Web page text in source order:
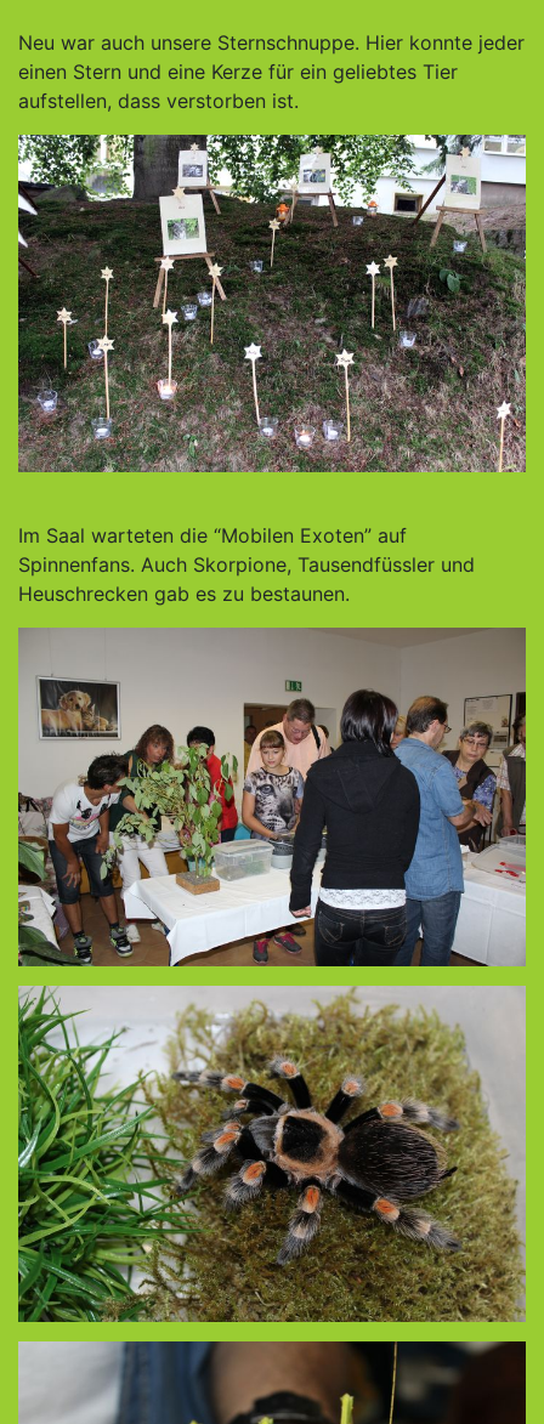
Neu war auch unsere Sternschnuppe. Hier konnte jeder
einen Stern und eine Kerze für ein geliebtes Tier
aufstellen, dass verstorben ist.
Im Saal warteten die “Mobilen Exoten” auf
Spinnenfans. Auch Skorpione, Tausendfüssler und
Heuschrecken gab es zu bestaunen.